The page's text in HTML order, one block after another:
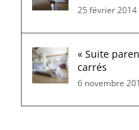
25 février 2014
« Suite
carrés
6 novembre